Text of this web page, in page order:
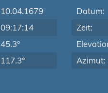
10.04.1679
09:17:14
45.3°
117.3°
Datum:
Zeit:
Azimut: